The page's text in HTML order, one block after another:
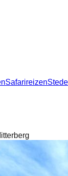
Safarireizen